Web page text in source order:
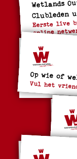
Clubleden
Eerste live
online
Op wie of
Vul het